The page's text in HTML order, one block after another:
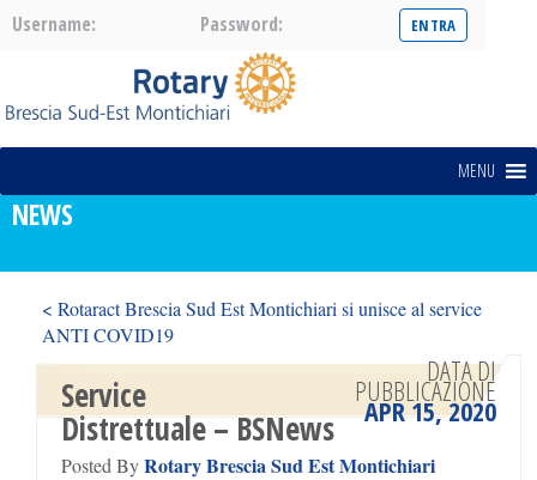
Username: Password:
MENU
NEWS
< Rotaract Brescia Sud Est Montichiari si unisce al service
ANTI COVID19
Service Distrettuale – primaBrescia >
Service
Distrettuale – BSNews
Posted ByRotary Brescia Sud Est Montichiari
DATA DI
PUBBLICAZIONE
APR 15, 2020